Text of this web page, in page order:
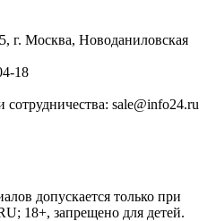
г. Москва, Новоданиловская
18
sale@info24.ru
допускается только при
18+, запрещено для детей.